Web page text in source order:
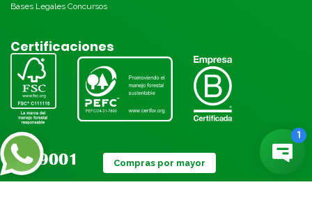
Bases Legales Concursos
Certificaciones
Compras por mayor